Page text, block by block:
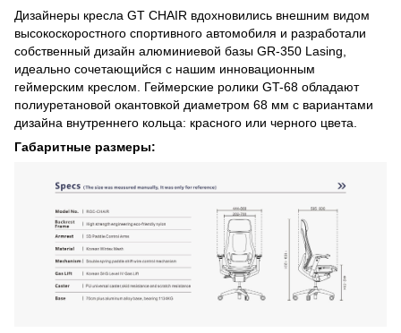
Дизайнеры кресла GT CHAIR вдохновились внешним видом
высокоскоростного спортивного автомобиля и разработали
собственный дизайн алюминиевой базы GR-350 Lasing,
идеально сочетающийся с нашим инновационным
геймерским креслом. Геймерские ролики GT-68 обладают
полиуретановой окантовкой диаметром 68 мм с вариантами
дизайна внутреннего кольца: красного или черного цвета.
Габаритные размеры: